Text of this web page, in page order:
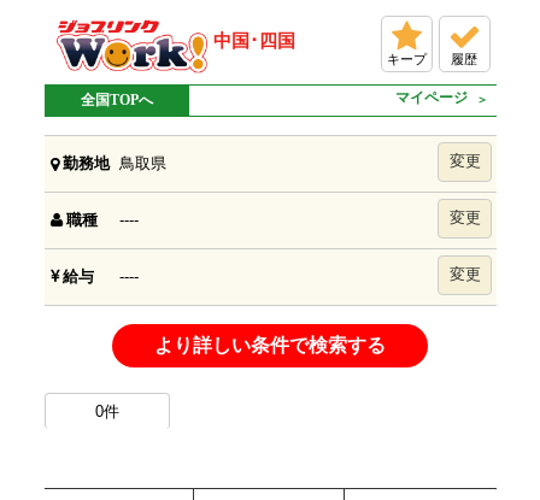
中国･四国
キープ 履歴
全国TOPへ マイページ
勤務地 鳥取県 変更
職種 ---- 変更
給与 ---- 変更
より詳しい条件で検索する
0件